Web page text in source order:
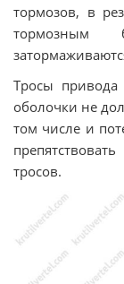
тормозов, в
тормозным
Тросы
оболочки не
том числе и
тросов.